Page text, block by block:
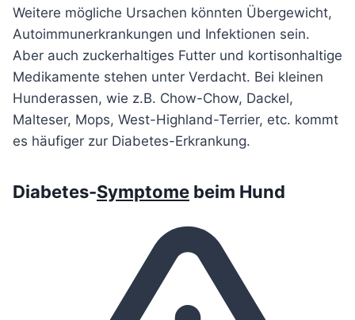
Weitere mögliche Ursachen könnten Übergewicht,
Autoimmunerkrankungen und Infektionen sein.
Aber auch zuckerhaltiges Futter und kortisonhaltige
Medikamente stehen unter Verdacht. Bei kleinen
Hunderassen, wie z.B. Chow-Chow, Dackel,
Malteser, Mops, West-Highland-Terrier, etc. kommt
es häufiger zur Diabetes-Erkrankung.
Diabetes-Symptome beim Hund